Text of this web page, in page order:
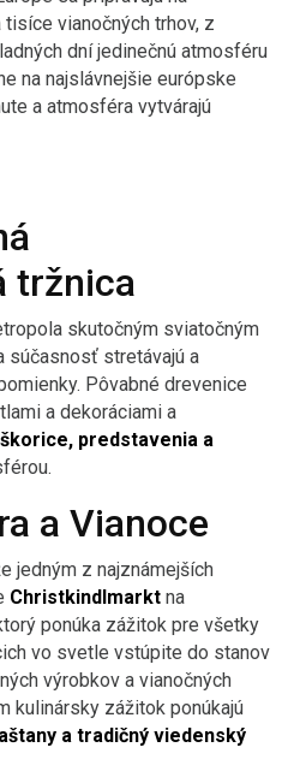
vianočných trhov, z
dní jedinečnú atmosféru
na najslávnejšie európske
a atmosféra vytvárajú
tržnica
skutočným sviatočným
súčasnosť stretávajú a
Pôvabné drevenice
a dekoráciami a
škorice, predstavenia a
a Vianoce
jedným z najznámejších
Christkindlmarkt na
ponúka zážitok pre všetky
vo svetle vstúpite do stanov
výrobkov a vianočných
kulinársky zážitok ponúkajú
a tradičný viedenský